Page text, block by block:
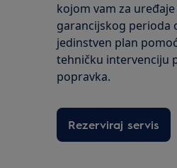
kojom vam za uređaje
garancijskog perioda
jedinstven plan
tehničku intervenciju
popravka.
Rezerviraj servis